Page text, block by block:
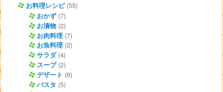
お料理レシピ(55)
おかず (7)
お漬物 (2)
お肉料理 (7)
お魚料理 (2)
サラダ(4)
スープ(2)
デザート (6)
パスタ (5)